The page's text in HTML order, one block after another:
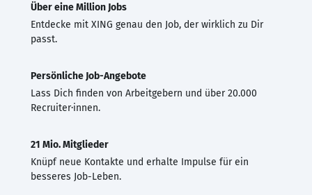
Über eine Million Jobs
Entdecke mit XING genau den Job, der wirklich zu Dir
passt.
Persönliche Job-Angebote
Lass Dich finden von Arbeitgebern und über 20.000
Recruiter·innen.
21 Mio. Mitglieder
Knüpf neue Kontakte und erhalte Impulse für ein
besseres Job-Leben.